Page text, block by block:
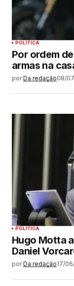
POLÍTICA
Por ordem
armas na
por Da redação08/
POLÍTICA
Hugo Motta
Daniel
por Da redação17/